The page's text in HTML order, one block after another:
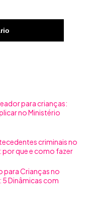
para crianças:
no Ministério
criminais no
por que e como fazer
para Crianças no
Dinâmicas com